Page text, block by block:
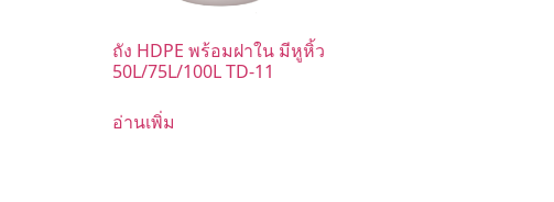
ถัง HDPE พร้อมฝาใน มีหูหิ้ว
50L/75L/100L TD-11
อ่านเพิ่ม